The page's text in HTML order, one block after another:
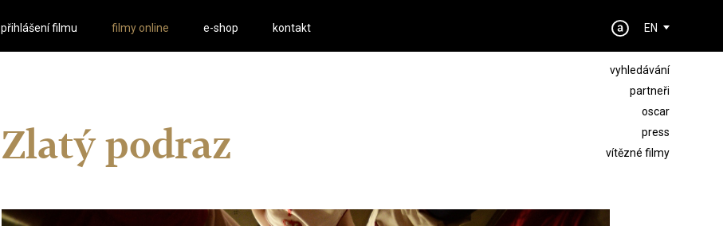
přihlášení filmu filmy online e-shop kontakt EN
vyhledávání
partneři
oscar
press
vítězné filmy
Zlatý podraz